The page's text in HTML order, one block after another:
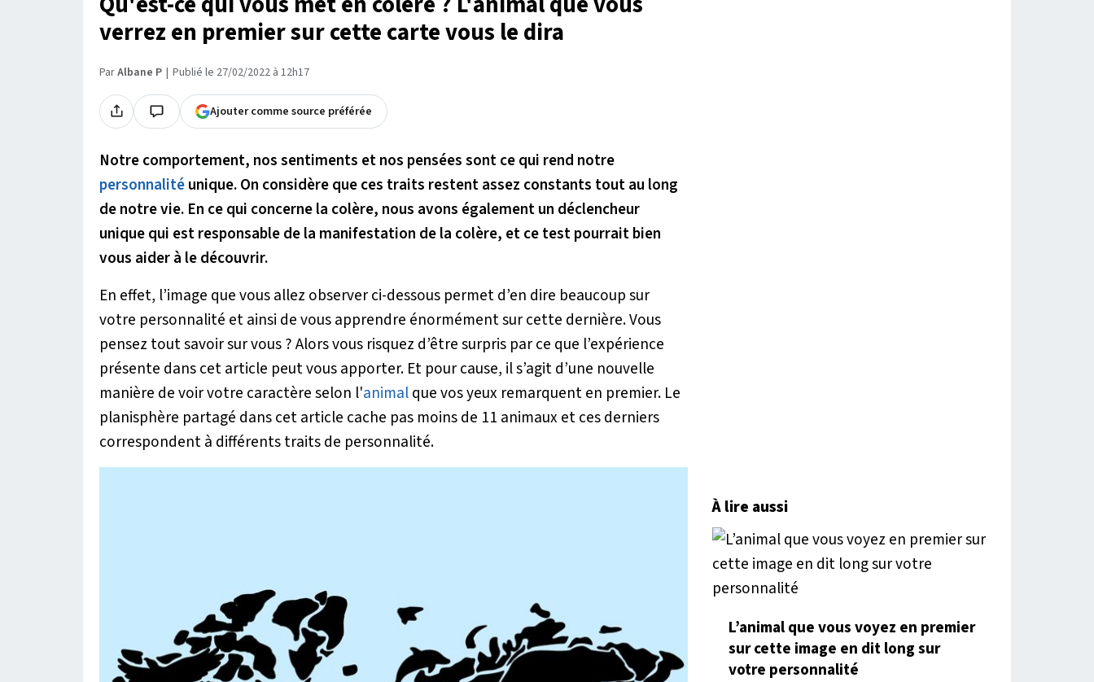
verrez en premier sur cette carte vous le dira
ParAlbane P Publié le 27/02/2022 à 12h17
Ajouter comme source préférée
Notre comportement, nos sentiments et nos pensées sont ce qui rend notre
personnalitéunique. On considère que ces traits restent assez constants tout au long
de notre vie. En ce qui concerne la colère, nous avons également un déclencheur
unique qui est responsable de la manifestation de la colère, et ce test pourrait bien
vous aider à le découvrir.
En effet, l’image que vous allez observer ci-dessous permet d’en dire beaucoup sur
votre personnalité et ainsi de vous apprendre énormément sur cette dernière. Vous
pensez tout savoir sur vous ? Alors vous risquez d’être surpris par ce que l’expérience
présente dans cet article peut vous apporter. Et pour cause, il s’agit d’une nouvelle
manière de voir votre caractère selon l'animalque vos yeux remarquent en premier. Le
planisphère partagé dans cet article cache pas moins de 11 animaux et ces derniers
correspondent à différents traits de personnalité.
À lire aussi
L’animal que vous voyez en premier
sur cette image en dit long sur
votre personnalité